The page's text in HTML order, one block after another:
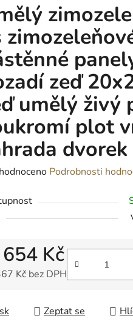
zeď
umělý živý
plot
dvorek
Podrobnosti
Kč
Kč bez DPH
Zeptat se